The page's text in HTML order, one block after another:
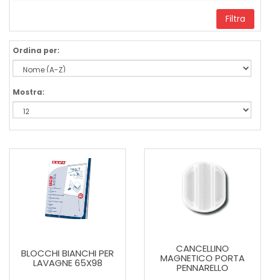
Filtra
Ordina per:
Mostra:
BLOCCHI BIANCHI PER
LAVAGNE 65X98
CANCELLINO
MAGNETICO PORTA
PENNARELLO